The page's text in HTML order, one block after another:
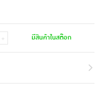
+ มีสินค้าในสต๊อก